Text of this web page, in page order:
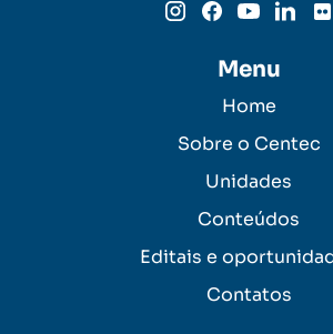
Menu
Home
Sobre o Centec
Unidades
Conteúdos
Editais e
Contatos